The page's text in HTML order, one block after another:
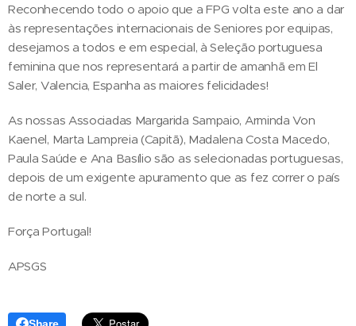
Reconhecendo todo o apoio que a FPG volta este ano a dar
às representações internacionais de Seniores por equipas,
desejamos a todos e em especial, à Seleção portuguesa
feminina que nos representará a partir de amanhã em El
Saler, Valencia, Espanha as maiores felicidades!
As nossas Associadas Margarida Sampaio, Arminda Von
Kaenel, Marta Lampreia (Capitã), Madalena Costa Macedo,
Paula Saúde e Ana Basílio são as selecionadas portuguesas,
depois de um exigente apuramento que as fez correr o país
de norte a sul.
Força Portugal!
APSGS
Share